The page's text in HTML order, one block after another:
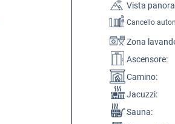
Vista
Cancello
Zona
Ascensore:
Camino:
Jacuzzi:
Sauna: